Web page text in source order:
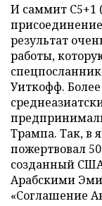
И саммит С5+1
результат
работы,
Уиткофф.
Трампа. Так, в
пожертвовал
созданный
Арабскими
«Соглашение